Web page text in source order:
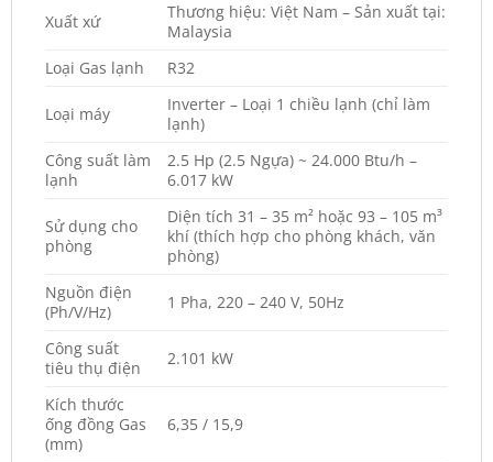
Xuất xứ
Thương hiệu: Việt Nam – Sản xuất tại:
Malaysia
Loại Gas lạnh
R32
Loại máy
Inverter – Loại 1 chiều lạnh (chỉ làm
lạnh)
Công suất làm
lạnh
2.5 Hp (2.5 Ngựa) ~ 24.000 Btu/h –
6.017 kW
Sử dụng cho
phòng
Diện tích 31 – 35 m² hoặc 93 – 105 m³
khí (thích hợp cho phòng khách, văn
phòng)
Nguồn điện
(Ph/V/Hz)
1 Pha, 220 – 240 V, 50Hz
Công suất
tiêu thụ điện
2.101 kW
Kích thước
ống đồng Gas
(mm)
6,35 / 15,9